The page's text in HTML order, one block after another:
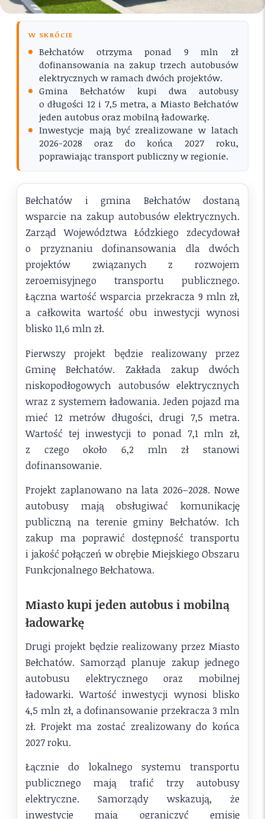
W SKRÓCIE
Bełchatów otrzyma ponad 9 mln zł
dofinansowania na zakup trzech autobusów
elektrycznych w ramach dwóch projektów.
Gmina Bełchatów kupi dwa autobusy
o długości 12 i 7,5 metra, a Miasto Bełchatów
jeden autobus oraz mobilną ładowarkę.
Inwestycje mają być zrealizowane w latach
2026-2028 oraz do końca 2027 roku,
poprawiając transport publiczny w regionie.
Bełchatów i gmina Bełchatów dostaną
wsparcie na zakup autobusów elektrycznych.
Zarząd Województwa Łódzkiego zdecydował
o przyznaniu dofinansowania dla dwóch
projektów związanych z rozwojem
zeroemisyjnego transportu publicznego.
Łączna wartość wsparcia przekracza 9 mln zł,
a całkowita wartość obu inwestycji wynosi
blisko 11,6 mln zł.
Pierwszy projekt będzie realizowany przez
Gminę Bełchatów. Zakłada zakup dwóch
niskopodłogowych autobusów elektrycznych
wraz z systemem ładowania. Jeden pojazd ma
mieć 12 metrów długości, drugi 7,5 metra.
Wartość tej inwestycji to ponad 7,1 mln zł,
z czego około 6,2 mln zł stanowi
dofinansowanie.
Projekt zaplanowano na lata 2026–2028. Nowe
autobusy mają obsługiwać komunikację
publiczną na terenie gminy Bełchatów. Ich
zakup ma poprawić dostępność transportu
i jakość połączeń w obrębie Miejskiego Obszaru
Funkcjonalnego Bełchatowa.
Miasto kupi jeden autobus i mobilną
ładowarkę
Drugi projekt będzie realizowany przez Miasto
Bełchatów. Samorząd planuje zakup jednego
autobusu elektrycznego oraz mobilnej
ładowarki. Wartość inwestycji wynosi blisko
4,5 mln zł, a dofinansowanie przekracza 3 mln
zł. Projekt ma zostać zrealizowany do końca
2027 roku.
Łącznie do lokalnego systemu transportu
publicznego mają trafić trzy autobusy
elektryczne. Samorządy wskazują, że
inwestycje mają ograniczyć emisję